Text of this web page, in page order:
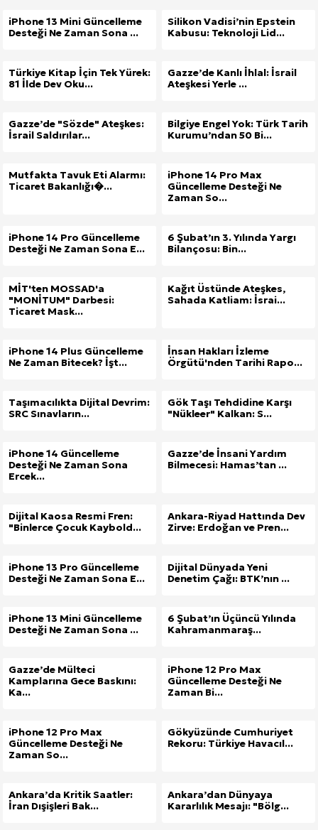
iPhone 13 Mini Güncelleme
Desteği Ne Zaman Sona ...
Silikon Vadisi’nin Epstein
Kabusu: Teknoloji Lid...
Türkiye Kitap İçin Tek Yürek:
81 İlde Dev Oku...
Gazze’de Kanlı İhlal: İsrail
Ateşkesi Yerle ...
Gazze’de "Sözde" Ateşkes:
İsrail Saldırılar...
Bilgiye Engel Yok: Türk Tarih
Kurumu’ndan 50 Bi...
Mutfakta Tavuk Eti Alarmı:
Ticaret Bakanlığı�...
iPhone 14 Pro Max
Güncelleme Desteği Ne
Zaman So...
iPhone 14 Pro Güncelleme
Desteği Ne Zaman Sona E...
6 Şubat’ın 3. Yılında Yargı
Bilançosu: Bin...
MİT'ten MOSSAD'a
"MONİTUM" Darbesi:
Ticaret Mask...
Kağıt Üstünde Ateşkes,
Sahada Katliam: İsrai...
iPhone 14 Plus Güncelleme
Ne Zaman Bitecek? İşt...
İnsan Hakları İzleme
Örgütü'nden Tarihi Rapo...
Taşımacılıkta Dijital Devrim:
SRC Sınavların...
Gök Taşı Tehdidine Karşı
"Nükleer" Kalkan: S...
iPhone 14 Güncelleme
Desteği Ne Zaman Sona
Ercek...
Gazze’de İnsani Yardım
Bilmecesi: Hamas’tan ...
Dijital Kaosa Resmi Fren:
"Binlerce Çocuk Kaybold...
Ankara-Riyad Hattında Dev
Zirve: Erdoğan ve Pren...
iPhone 13 Pro Güncelleme
Desteği Ne Zaman Sona E...
Dijital Dünyada Yeni
Denetim Çağı: BTK’nın ...
iPhone 13 Mini Güncelleme
Desteği Ne Zaman Sona ...
6 Şubat’ın Üçüncü Yılında
Kahramanmaraş...
Gazze’de Mülteci
Kamplarına Gece Baskını:
Ka...
iPhone 12 Pro Max
Güncelleme Desteği Ne
Zaman Bi...
iPhone 12 Pro Max
Güncelleme Desteği Ne
Zaman So...
Gökyüzünde Cumhuriyet
Rekoru: Türkiye Havacıl...
Ankara’da Kritik Saatler:
İran Dışişleri Bak...
Ankara’dan Dünyaya
Kararlılık Mesajı: "Bölg...